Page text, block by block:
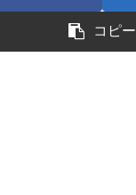
コピー